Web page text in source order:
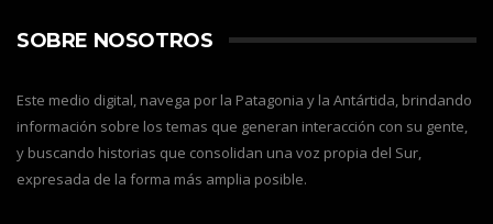
SOBRE NOSOTROS
Este medio digital, navega por la Patagonia y la Antártida, brindando
información sobre los temas que generan interacción con su gente,
y buscando historias que consolidan una voz propia del Sur,
expresada de la forma más amplia posible.